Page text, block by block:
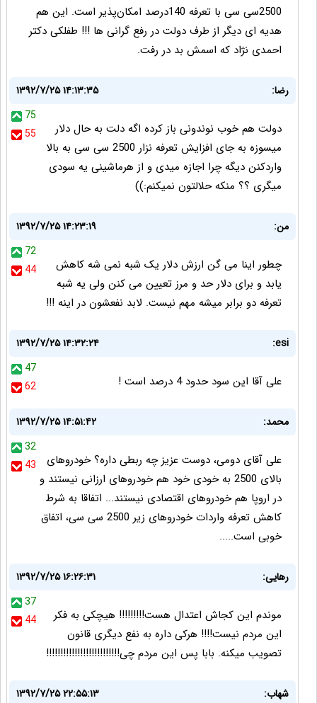
2500سی سی با تعرفه 140درصد امکان‌پذیر است. اين هم
هديه ای ديگر از طرف دولت در رفع گرانی ها !!! طفلکی دکتر
احمدی نژاد که اسمش بد در رفت.
رضا:
۱۳۹۲/۷/۲۵ ۱۴:۱۳:۳۵
75
55
دولت هم خوب نوندونی باز کرده اگه دلت به حال دلار
میسوزه به جای افزایش تعرفه نزار 2500 سی سی به بالا
واردکنن دیگه چرا اجازه میدی و از هرماشینی یه سودی
میگری ؟؟ منکه حلالتون نمیکنم:))
من:
۱۳۹۲/۷/۲۵ ۱۴:۲۳:۱۹
72
44
چطور اینا می گن ارزش دلار یک شبه نمی شه کاهش
یابد و برای دلار حد و مرز تعیین می کنن ولی یه شبه
تعرفه دو برابر میشه مهم نیست. لابد نفعشون در اینه !!!
esi:
۱۳۹۲/۷/۲۵ ۱۴:۳۲:۲۴
47
62
علی آقا این سود حدود 4 درصد است !
محمد:
۱۳۹۲/۷/۲۵ ۱۴:۵۱:۴۲
32
43
علی آقای دومی، دوست عزیز چه ربطی داره؟ خودروهای
بالای 2500 به خودی خود هم خودروهای ارزانی نیستند و
در اروپا هم خودروهای اقتصادی نیستند... اتفاقا به شرط
کاهش تعرفه واردات خودروهای زیر 2500 سی سی، اتفاق
خوبی است.....
رهایی:
۱۳۹۲/۷/۲۵ ۱۶:۲۶:۳۱
37
44
موندم این کجاش اعتدال هست!!!!!!!!! هیچکی به فکر
این مردم نیست!!!! هرکی داره به نفع دیگری قانون
تصویب میکنه. بابا پس این مردم چی!!!!!!!!!!!!!!!!!!!!!!!!!!
شهاب:
۱۳۹۲/۷/۲۵ ۲۲:۵۵:۱۳